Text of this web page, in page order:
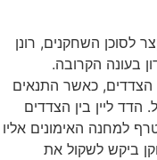
לסוכן השחקנים, רונן
בעונה הקרובה.
הצדדים, כאשר התנאים
הדד ליין בין הצדדים
למחנה האימונים אליו
ביקש לשקול את